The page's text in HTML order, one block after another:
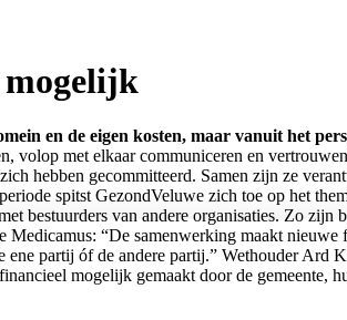
mogelijk
en de eigen kosten, maar vanuit het
volop met elkaar communiceren en
hebben gecommitteerd. Samen zijn ze
spitst GezondVeluwe zich toe op het
bestuurders van andere organisaties. Zo zijn
Medicamus: “De samenwerking maakt
partij óf de andere partij.” Wethouder Ard
mogelijk gemaakt door de gemeente,